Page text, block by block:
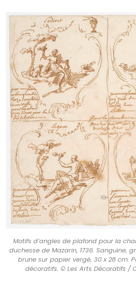
Motifs d’angles de plafond pour la
duchesse de Mazarin, 1736. Sanguine,
brune sur papier vergé, 30 x 28 cm.
décoratifs. © Les Arts Décoratifs /